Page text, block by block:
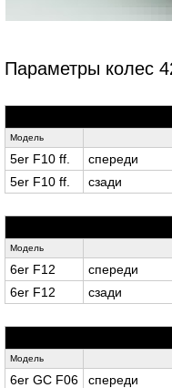
Параметры колес
Модель
5er F10 ff.
спереди
5er F10 ff.
сзади
Модель
6er F12
спереди
6er F12
сзади
Модель
6er GC F06
спереди